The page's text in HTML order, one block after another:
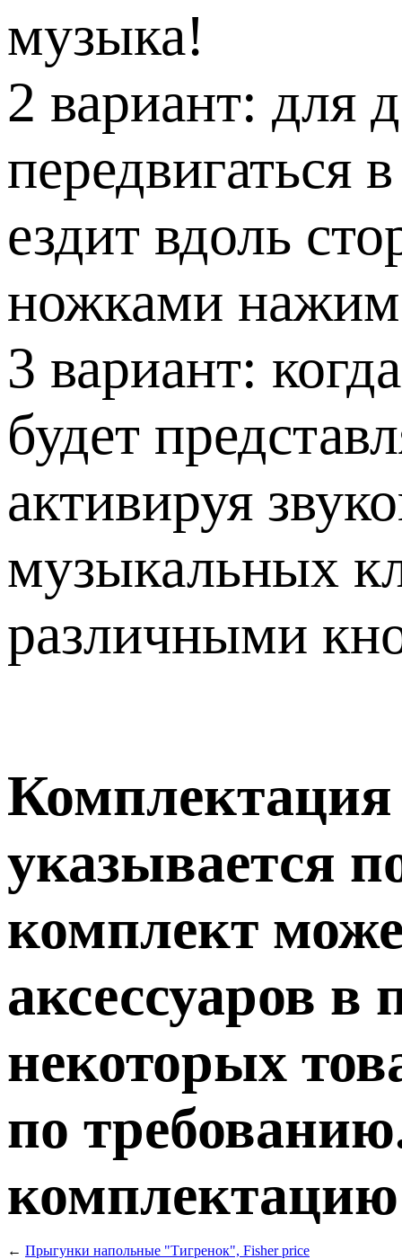
музыка!
2 вариант: для
передвигаться
ездит вдоль
ножками
3 вариант:
будет
активируя
музыкальных
различными
Комплектация
указывается
комплект
аксессуаров в
некоторых
по
комплектацию
← Прыгунки напольные "Тигренок", Fisher price